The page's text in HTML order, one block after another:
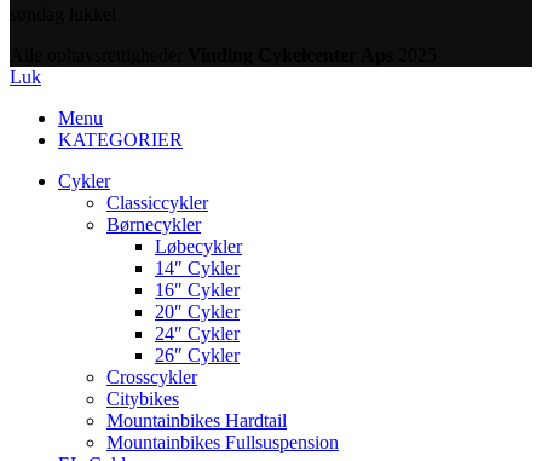
Luk
Menu
KATEGORIER
Cykler
Classiccykler
Børnecykler
Løbecykler
14″ Cykler
16″ Cykler
20″ Cykler
24″ Cykler
26″ Cykler
Crosscykler
Citybikes
Mountainbikes Hardtail
Mountainbikes Fullsuspension